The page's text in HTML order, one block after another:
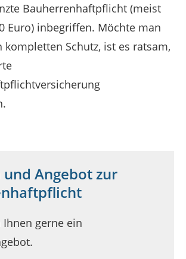
Bauherrenhaftpflicht (meist
Euro) inbegriffen. Möchte man
kompletten Schutz, ist es ratsam,
Angebot zur
gerne ein